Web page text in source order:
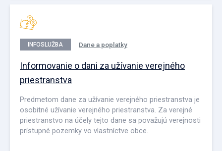
INFOSLUŽBA Dane a poplatky
Informovanie o dani za užívanie verejného
priestranstva
Predmetom dane za užívanie verejného priestranstva je
osobitné užívanie verejného priestranstva. Za verejné
priestranstvo na účely tejto dane sa považujú verejnosti
prístupné pozemky vo vlastníctve obce.